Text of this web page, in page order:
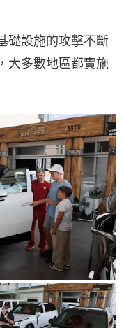
礎設施的攻擊不斷
大多數地區都實施